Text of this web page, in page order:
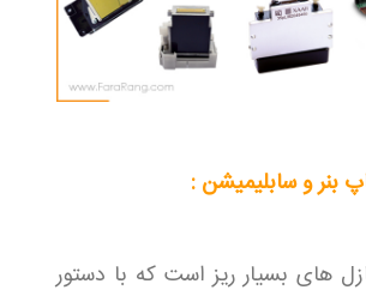
بنر و سابلیمیشن :
های بسیار ریز است که با دستور